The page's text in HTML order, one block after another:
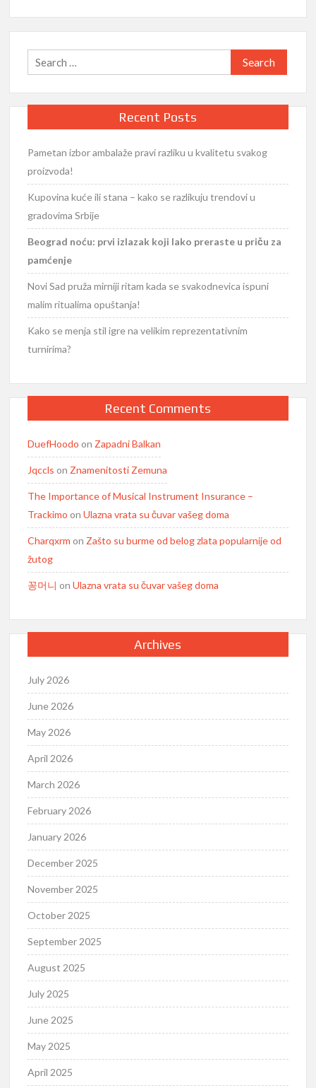
Search
for:
Recent Posts
Pametan izbor ambalaže pravi razliku u kvalitetu svakog
proizvoda!
Kupovina kuće ili stana – kako se razlikuju trendovi u
gradovima Srbije
Beograd noću: prvi izlazak koji lako preraste u priču za
pamćenje
Novi Sad pruža mirniji ritam kada se svakodnevica ispuni
malim ritualima opuštanja!
Kako se menja stil igre na velikim reprezentativnim
turnirima?
Recent Comments
DuefHoodo on Zapadni Balkan
Jqccls on Znamenitosti Zemuna
The Importance of Musical Instrument Insurance –
Trackimo onUlazna vrata su čuvar vašeg doma
Charqxrm on Zašto su burme od belog zlata popularnije od
žutog
꽁머니 onUlazna vrata su čuvar vašeg doma
Archives
July 2026
June 2026
May 2026
April 2026
March 2026
February 2026
January 2026
December 2025
November 2025
October 2025
September 2025
August 2025
July 2025
June 2025
May 2025
April 2025